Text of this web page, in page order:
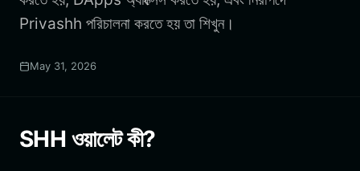
Privashh পরিচালনা করতে হয় তা শিখুন।
May 31, 2026
SHH ওয়ালেট কী?